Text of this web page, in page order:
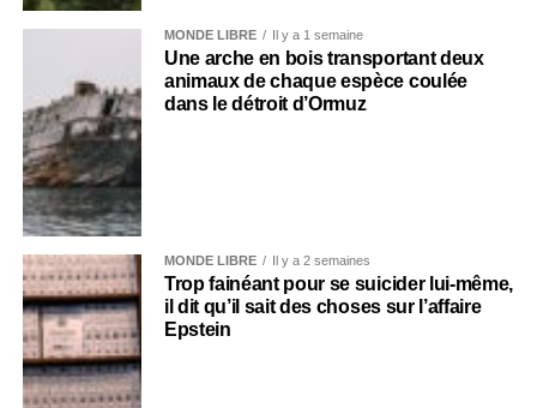
MONDE LIBRE Il y a 1 semaine
Une arche en bois transportant deux
animaux de chaque espèce coulée
dans le détroit d’Ormuz
MONDE LIBRE Il y a 2 semaines
Trop fainéant pour se suicider lui-même,
il dit qu’il sait des choses sur l’affaire
Epstein